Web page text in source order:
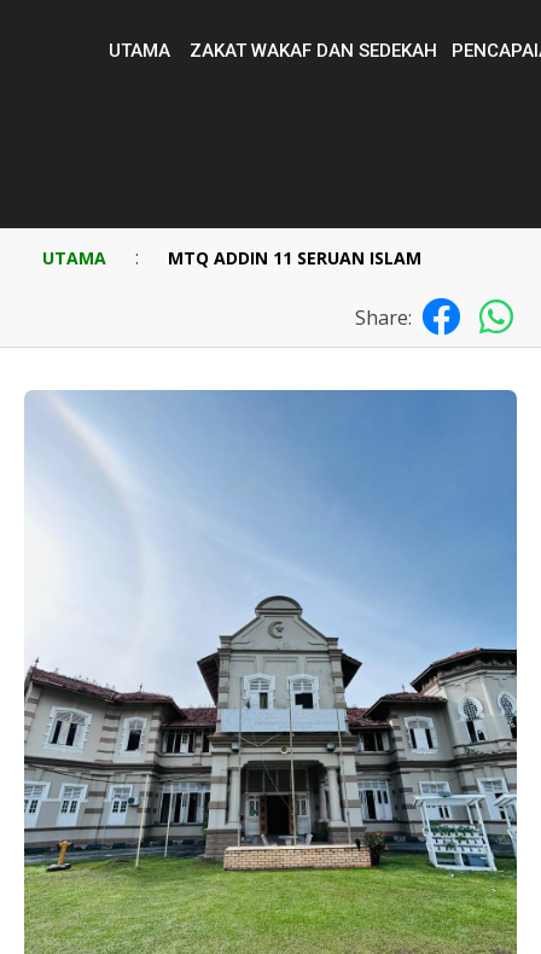
UTAMA ZAKAT WAKAF DAN SEDEKAH
UTAMA : MTQ ADDIN 11 SERUAN ISLAM
Share: